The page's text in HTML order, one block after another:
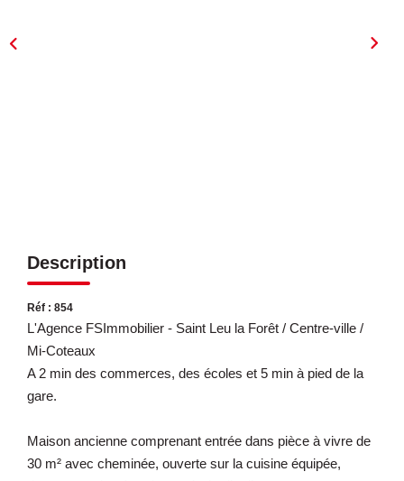
Description
Réf : 854
L'Agence FSImmobilier - Saint Leu la Forêt / Centre-ville /
Mi-Coteaux
A 2 min des commerces, des écoles et 5 min à pied de la
gare.
Maison ancienne comprenant entrée dans pièce à vivre de
30 m² avec cheminée, ouverte sur la cuisine équipée,